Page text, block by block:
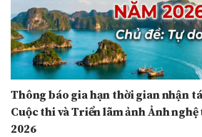
Thông báo gia hạn thời gian nhận
Cuộc thi và Triển lãm ảnh Ảnh
2026